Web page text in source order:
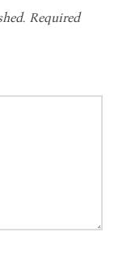
Required